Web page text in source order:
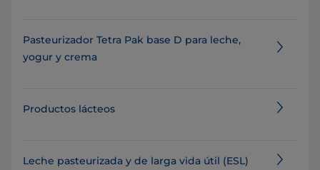
Pasteurizador Tetra Pak base D para leche,
yogur y crema
Productos lácteos
Leche pasteurizada y de larga vida útil (ESL)